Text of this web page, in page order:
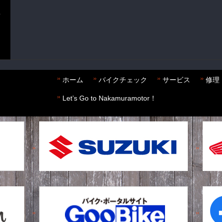
ホーム バイクチェック サービス 修理
Let’s Go to Nakamuramotor！